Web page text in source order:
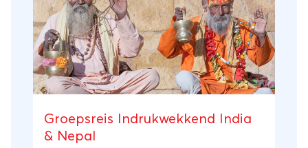
Groepsreis Indrukwekkend India
& Nepal